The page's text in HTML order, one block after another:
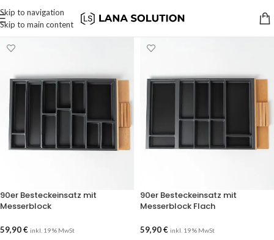
Skip to navigation
Skip to main content
90er Besteckeinsatz mit
Messerblock
59,90€ inkl. 19 % MwSt
90er Besteckeinsatz mit
Messerblock Flach
59,90€ inkl. 19 % MwSt